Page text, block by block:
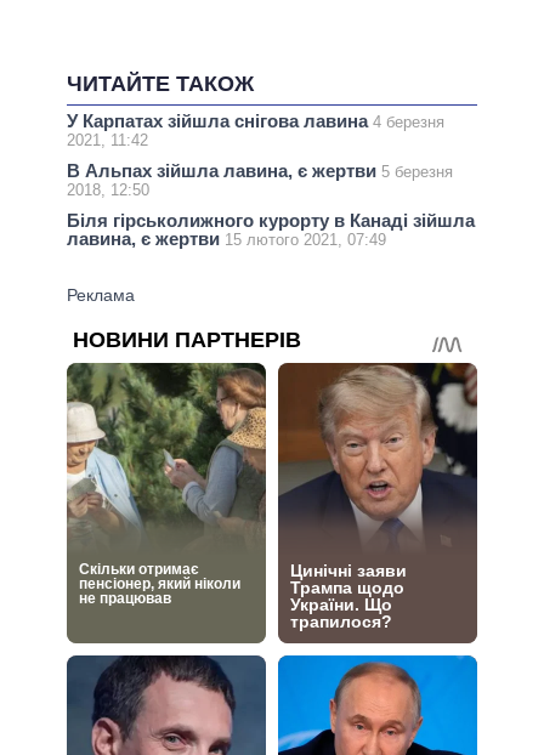
ЧИТАЙТЕ ТАКОЖ
У Карпатах зійшла снігова лавина 4 березня
2021, 11:42
В Альпах зійшла лавина, є жертви 5 березня
2018, 12:50
Біля гірськолижного курорту в Канаді зійшла
лавина, є жертви 15 лютого 2021, 07:49